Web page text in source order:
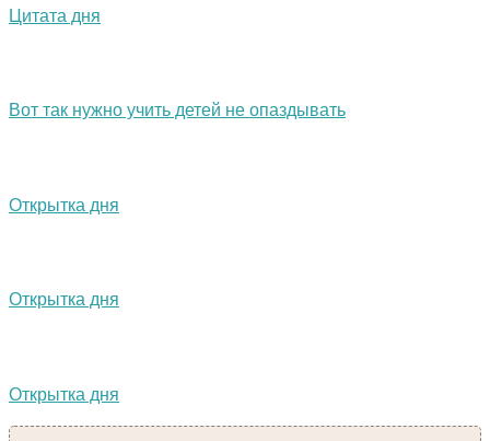
Цитата дня
Вот так нужно учить детей не опаздывать
Открытка дня
Открытка дня
Открытка дня